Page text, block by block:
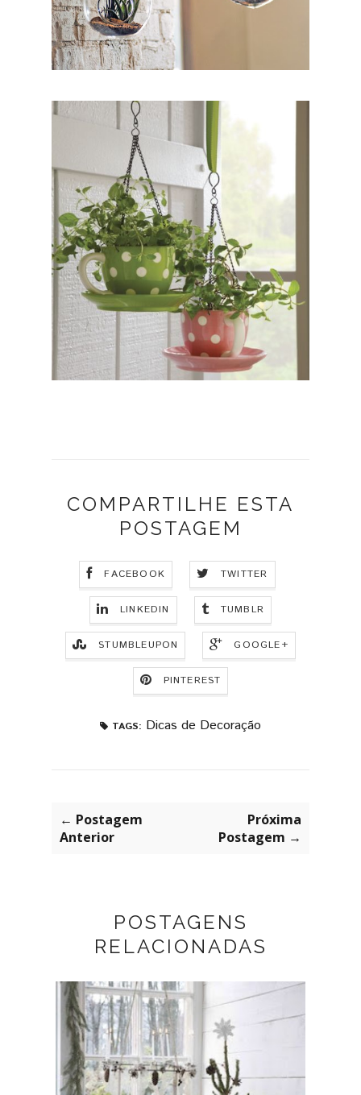
COMPARTILHE ESTA
POSTAGEM
FACEBOOK TWITTER
LINKEDIN TUMBLR
STUMBLEUPON GOOGLE+
PINTEREST
TAGS: Dicas de Decoração
← Postagem
Anterior
Próxima
Postagem →
POSTAGENS
RELACIONADAS